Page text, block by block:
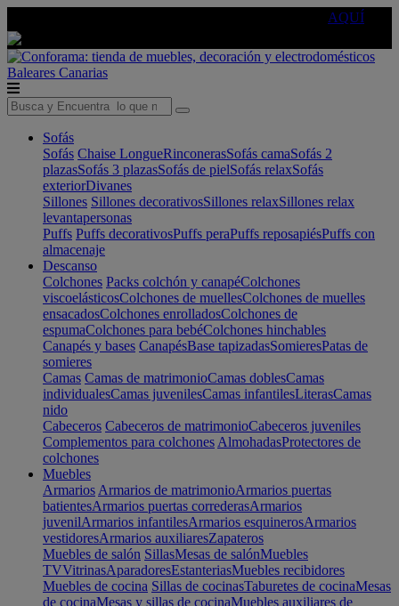
AQUÍ
Baleares Canarias
Sofás
Sofás Chaise LongueRinconerasSofás camaSofás 2
plazasSofás 3 plazasSofás de pielSofás relaxSofás
exteriorDivanes
Sillones Sillones decorativosSillones relaxSillones relax
levantapersonas
Puffs Puffs decorativosPuffs peraPuffs reposapiésPuffs con
almacenaje
Descanso
Colchones Packs colchón y canapéColchones
viscoelásticosColchones de muellesColchones de muelles
ensacadosColchones enrolladosColchones de
espumaColchones para bebéColchones hinchables
Canapés y bases CanapésBase tapizadasSomieresPatas de
somieres
Camas Camas de matrimonioCamas doblesCamas
individualesCamas juvenilesCamas infantilesLiterasCamas
nido
Cabeceros Cabeceros de matrimonioCabeceros juveniles
Complementos para colchones AlmohadasProtectores de
colchones
Muebles
Armarios Armarios de matrimonioArmarios puertas
batientesArmarios puertas correderasArmarios
juvenilArmarios infantilesArmarios esquinerosArmarios
vestidoresArmarios auxiliaresZapateros
Muebles de salón SillasMesas de salónMuebles
TVVitrinasAparadoresEstanteriasMuebles recibidores
Muebles de cocina Sillas de cocinasTaburetes de cocinaMesas
de cocinaMesas y sillas de cocinaMuebles auxiliares de